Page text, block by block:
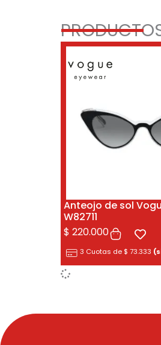
Anteojo de sol
W82711
$ 220.000
3 Cuotas de $ 73.333